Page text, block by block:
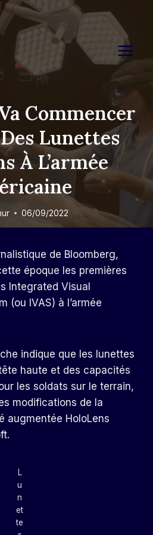
Commencer
Lunettes
À L’armée
06/09/2022
de Bloomberg,
époque les premières
Integrated Visual
(ou IVAS) à l’armée
indique que les lunettes
haute et des capacités
les soldats sur le terrain,
modifications de la
augmentée HoloLens
L
u
n
et
te